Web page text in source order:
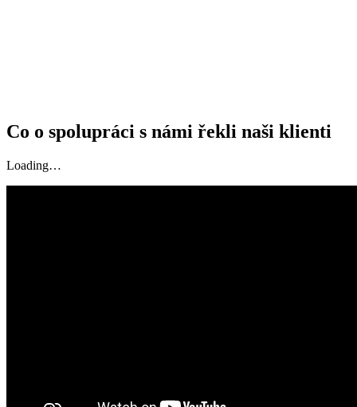
Co o spolupráci s námi řekli naši klienti
Loading…